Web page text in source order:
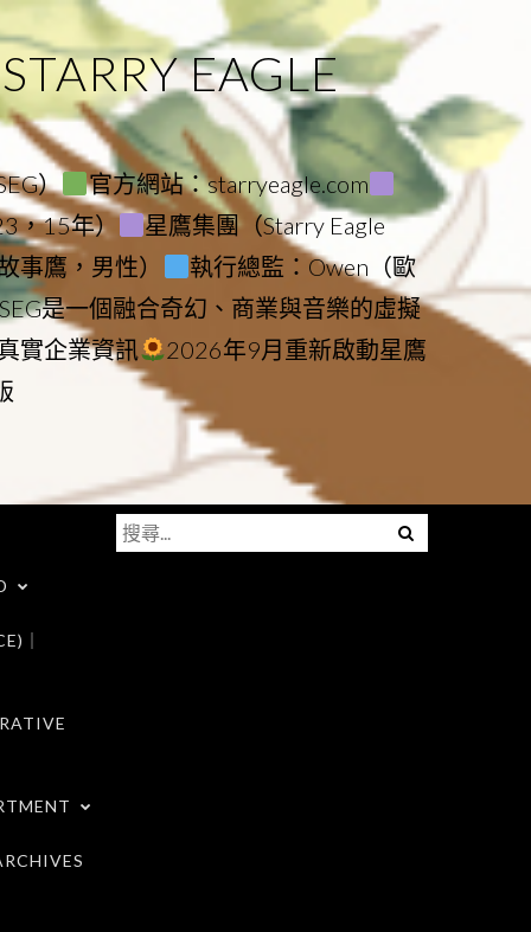
EAGLE
）
官方網站：starryeagle.com
，15年）
星鷹集團（Starry Eagle
事鷹，男性）
執行總監：Owen（歐
是一個融合奇幻、商業與音樂的虛擬
實企業資訊
2026年9月重新啟動星鷹
｜
Menu
搜
尋